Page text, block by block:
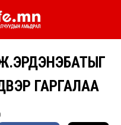
ГАРГАЛАА